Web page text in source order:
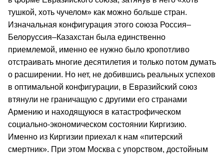
тушкой, хоть чучелом» как можно больше стран.
Изначальная конфигурация этого союза Россия–
Белоруссия–Казахстан была единственно
приемлемой, именно ее нужно было кропотливо
отстраивать многие десятилетия и только потом думать
о расширении. Но нет, не добившись реальных успехов
в оптимальной конфигурации, в Евразийский союз
втянули не граничащую с другими его странами
Армению и находящуюся в катастрофическом
социально-экономическом состоянии Киргизию.
Именно из Киргизии приехал к нам «питерский
смертник». При этом Москва с упорством, достойным